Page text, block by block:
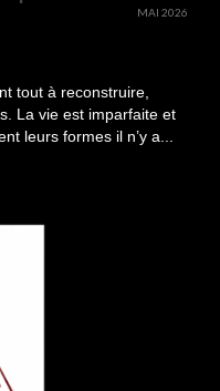
MAI 2026
tout à reconstruire,
La vie est imparfaite et
leurs formes il n’y a...